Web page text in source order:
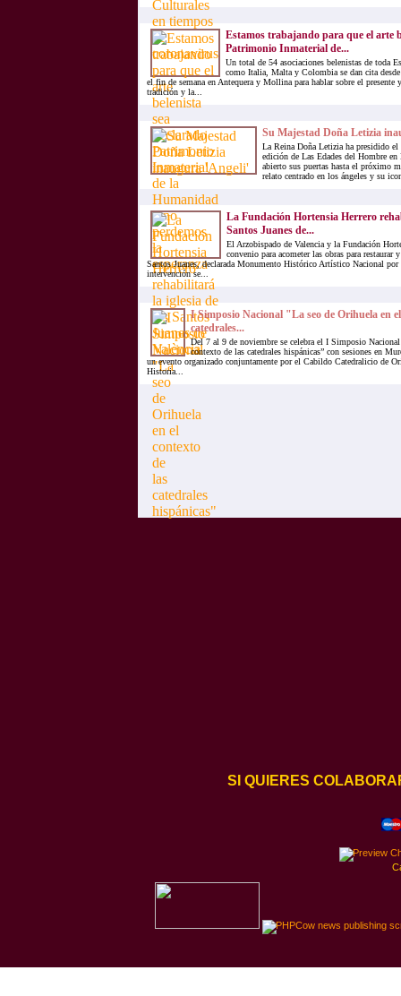
Estamos trabajando para que el arte
Patrimonio Inmaterial de...
Un total de 54 asociaciones belenistas de toda
como Italia, Malta y Colombia se dan cita
el fin de semana en Antequera y Mollina para hablar sobre el presente
tradición y la...
Su Majestad Doña Letizia
La Reina Doña Letizia ha presidido
edición de Las Edades del Hombre en
abierto sus puertas hasta el próximo
relato centrado en los ángeles y su
La Fundación Hortensia Herrero
Santos Juanes de...
El Arzobispado de Valencia y la Fundación
convenio para acometer las obras para
Santos Juanes, declarada Monumento Histórico Artístico Nacional
intervención se...
I Simposio Nacional "La seo de Orihuela en
catedrales...
Del 7 al 9 de noviembre se celebra el I Simposio
contexto de las catedrales hispánicas” con sesiones en
un evento organizado conjuntamente por el Cabildo Catedralicio de
Historia...
SI QUIERES